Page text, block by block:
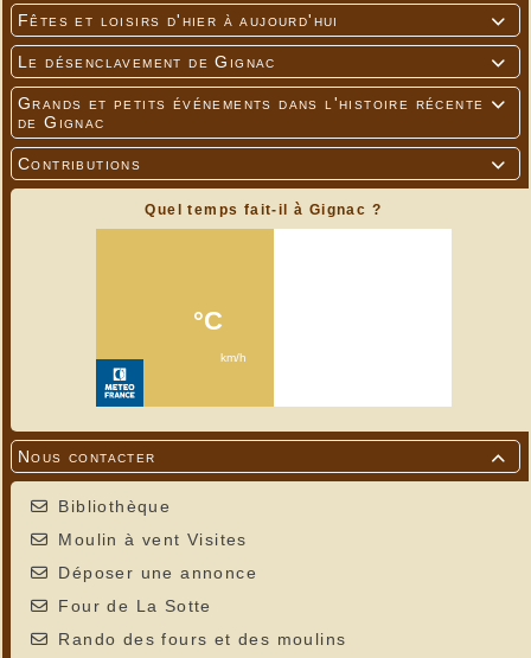

Fêtes et loisirs d'hier à aujourd'hui

Le désenclavement de Gignac

Grands et petits événements dans l'histoire récente
de Gignac

Contributions
Quel temps fait-il à Gignac ?

Nous contacter
Bibliothèque
Moulin à vent Visites
Déposer une annonce
Four de La Sotte
Rando des fours et des moulins